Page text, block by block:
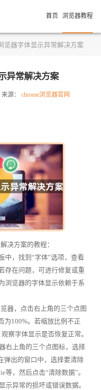
首页 浏览器教程
览器字体显示异常解决方案
异常解决方案
来源： chrome浏览器官网
决方案的教程：
中，找到“字体”选项，查看
存在问题，可进行修复或重
浏览器的字体显示依赖于系
器，点击右上角的三个点图
为100%。若缩放比例不正
察字体显示是否恢复正常。
右上角的三个点图标，选择
弹出的窗口中，选择要清除
，然后点击“清除数据”。
示异常的损坏或错误数据。